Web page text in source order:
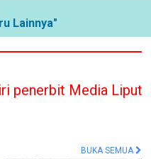
Lainnya"
Liputan Indonesia
BUKA SEMUA